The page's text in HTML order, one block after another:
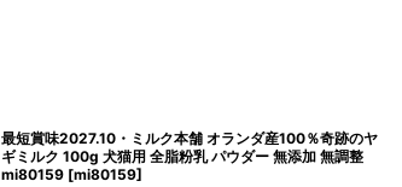
最短賞味2027.10・ミルク本舗 オランダ産100％奇跡のヤ
ギミルク 100g 犬猫用 全脂粉乳 パウダー 無添加 無調整
mi80159 [mi80159]